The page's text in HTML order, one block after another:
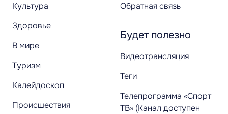
Культура
Здоровье
В мире
Туризм
Калейдоскоп
Происшествия
Обратная связь
Будет полезно
Видеотрансляция
Теги
Телепрограмма «Спорт
ТВ» (Канал доступен